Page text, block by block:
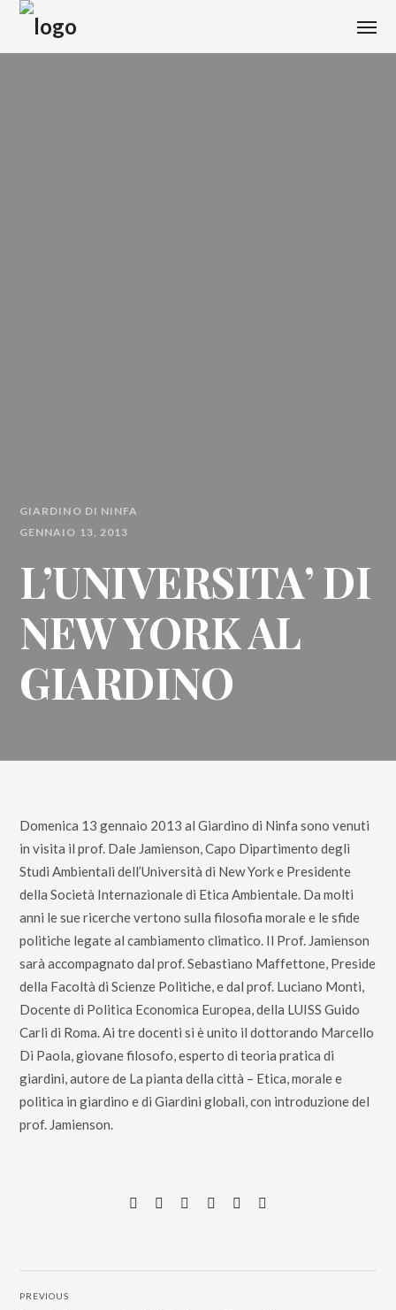
GIARDINO DI NINFA
GENNAIO 13, 2013
L’UNIVERSITA’ DI
NEW YORK AL
GIARDINO
Domenica 13 gennaio 2013 al Giardino di Ninfa sono venuti
in visita il prof. Dale Jamienson, Capo Dipartimento degli
Studi Ambientali dell’Università di New York e Presidente
della Società Internazionale di Etica Ambientale. Da molti
anni le sue ricerche vertono sulla filosofia morale e le sfide
politiche legate al cambiamento climatico. Il Prof. Jamienson
sarà accompagnato dal prof. Sebastiano Maffettone, Preside
della Facoltà di Scienze Politiche, e dal prof. Luciano Monti,
Docente di Politica Economica Europea, della LUISS Guido
Carli di Roma. Ai tre docenti si è unito il dottorando Marcello
Di Paola, giovane filosofo, esperto di teoria pratica di
giardini, autore de La pianta della città – Etica, morale e
politica in giardino e di Giardini globali, con introduzione del
prof. Jamienson.
PREVIOUS